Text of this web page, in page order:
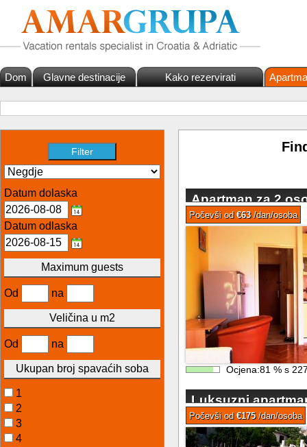
Dom Glavne destinacije Kako rezervirati
Datum dolaska
Datum odlaska
Maximum guests
Od na
Veličina u m2
Od na
Ukupan broj spavaćih soba
1
2
3
4
Apartman za 2
Počevši od €63/dan/osoba
Ocjena:81 % s
Luksuzni
Okrug Gornji
Počevši od €175/dan/osoba